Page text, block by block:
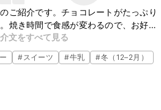
ご紹介です。チョコレートがたっぷり
焼き時間で食感が変わるので、お好み
さいね。
文をすべて見る
#スイーツ #牛乳 #冬（12–2月）